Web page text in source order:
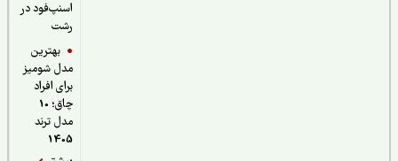
اسنپ‌فود در
بهترین
مدل شومیز
برای افراد
چاق؛ 10
مدل ترند